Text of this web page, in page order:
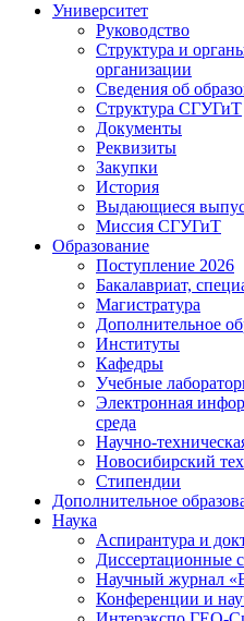
Университет
Руководство
Структура и
организации
Сведения об
Структура СГУГиТ
Документы
Реквизиты
Закупки
История
Выдающиеся
Миссия СГУГиТ
Образование
Поступление 2026
Бакалавриат,
Магистратура
Дополнительное
Институты
Кафедры
Учебные
Электронная
среда
Научно-
Новосибирский
Стипендии
Дополнительное
Наука
Аспирантура и
Диссертационные
Научный журнал
Конференции и